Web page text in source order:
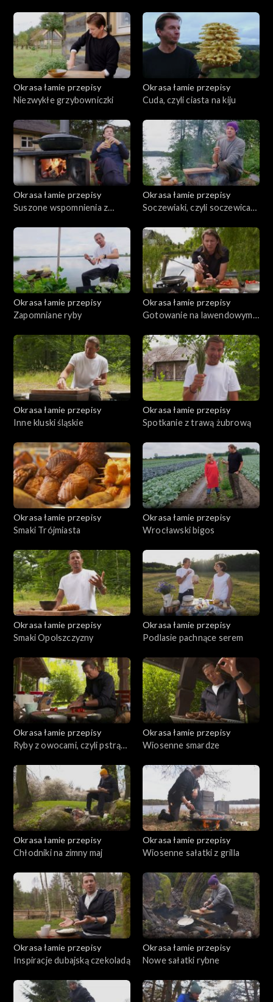
Okrasa łamie przepisy
Niezwykłe grzybowniczki
Okrasa łamie przepisy
Cuda, czyli ciasta na kiju
Okrasa łamie przepisy
Suszone wspomnienia z
Okrasa łamie przepisy
Soczewiaki, czyli soczewica
Okrasa łamie przepisy
Zapomniane ryby
Okrasa łamie przepisy
Gotowanie na lawendowym
Okrasa łamie przepisy
Inne kluski śląskie
Okrasa łamie przepisy
Spotkanie z trawą żubrową
Okrasa łamie przepisy
Smaki Trójmiasta
Okrasa łamie przepisy
Wrocławski bigos
Okrasa łamie przepisy
Smaki Opolszczyzny
Okrasa łamie przepisy
Podlasie pachnące serem
Okrasa łamie przepisy
Ryby z owocami, czyli pstrąg
Okrasa łamie przepisy
Wiosenne smardze
Okrasa łamie przepisy
Chłodniki na zimny maj
Okrasa łamie przepisy
Wiosenne sałatki z grilla
Okrasa łamie przepisy
Inspiracje dubajską czekoladą
Okrasa łamie przepisy
Nowe sałatki rybne